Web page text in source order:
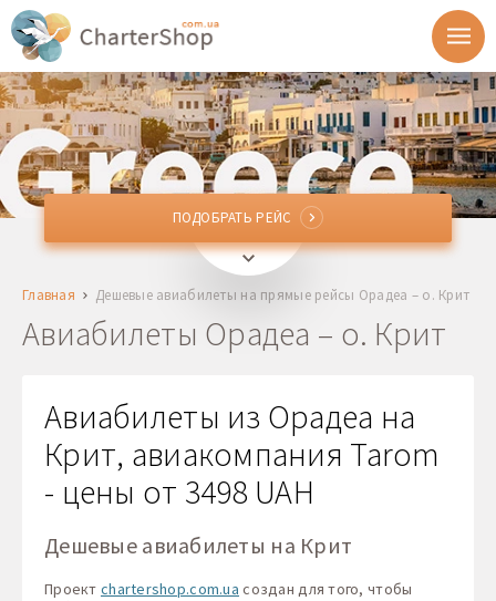
OMRОрадеа, Румыния
HER, CHQ, JSH о. Крит, Греция
Возврат
1 + 0 + 0
ПОДОБРАТЬ РЕЙС
ПОДОБРАТЬ РЕЙС
Главная Дешевые авиабилеты на прямые рейсы Орадеа – о. Крит
Авиабилеты Орадеа – о. Крит
Авиабилеты из Орадеа на
Крит, авиакомпания Tarom
- цены от 3498 UAH
Дешевые авиабилеты на Крит
Проект chartershop.com.ua создан для того, чтобы